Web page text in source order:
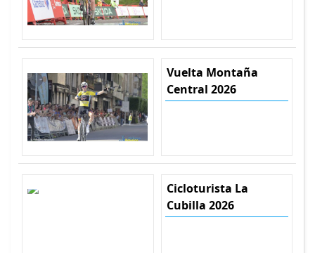
Vuelta Montaña
Central 2026
Cicloturista La
Cubilla 2026